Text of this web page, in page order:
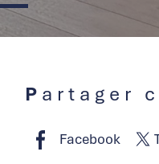
Partager
Facebook